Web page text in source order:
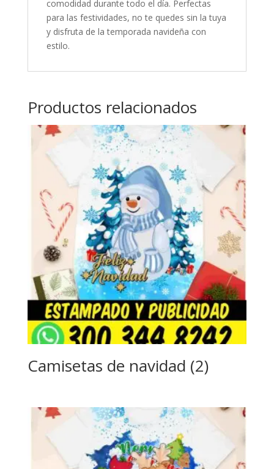
comodidad durante todo el día. Perfectas
para las festividades, no te quedes sin la tuya
y disfruta de la temporada navideña con
estilo.
Productos relacionados
Camisetas de navidad (2)